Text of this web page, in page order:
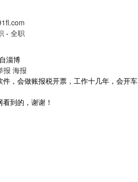
- 全职
淄博
报 海报
，会做账报税开票，工作十几年，会开车
到的，谢谢！